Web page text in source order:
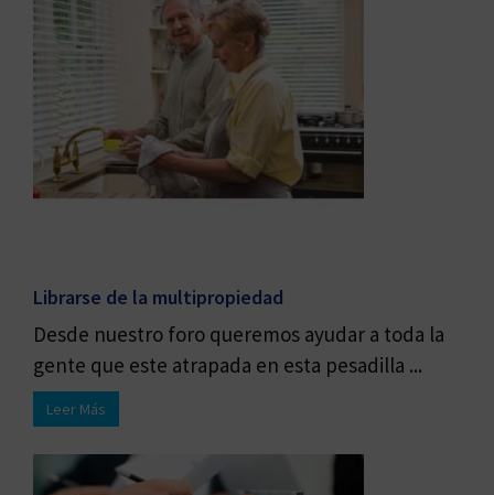
Librarse de la multipropiedad
Desde nuestro foro queremos ayudar a toda la
gente que este atrapada en esta pesadilla ...
Leer Más